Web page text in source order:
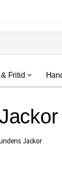
Fritid
Jackor